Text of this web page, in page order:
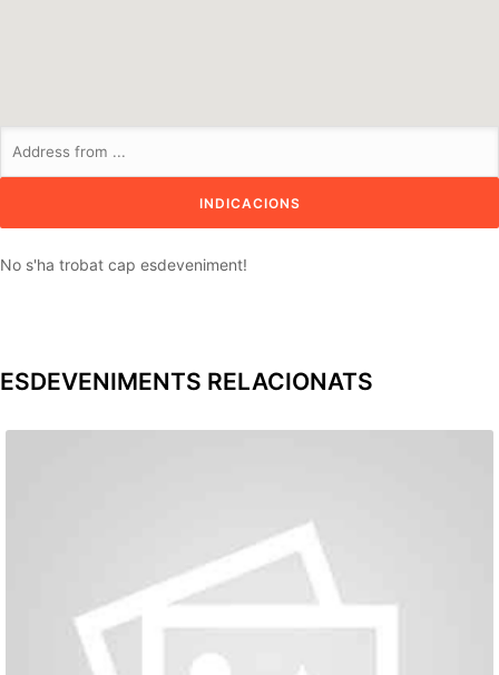
No s'ha trobat cap esdeveniment!
ESDEVENIMENTS RELACIONATS